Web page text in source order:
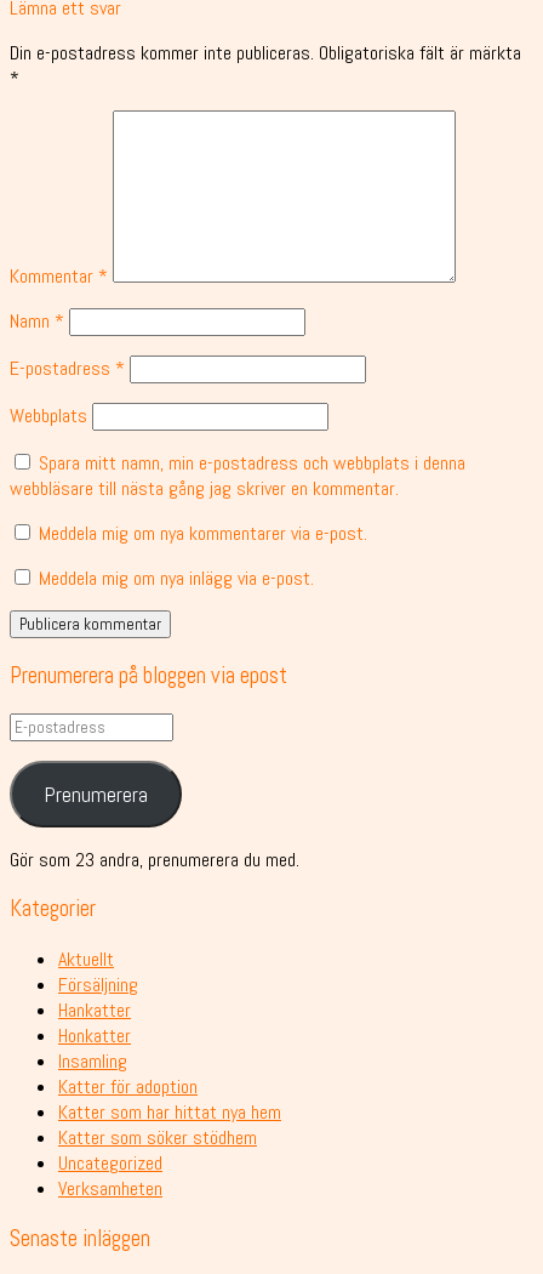
Lämna ett svar
Din e-postadress kommer inte publiceras. Obligatoriska fält är märkta
*
Kommentar *
Namn *
E-postadress *
Webbplats
Spara mitt namn, min e-postadress och webbplats i denna
webbläsare till nästa gång jag skriver en kommentar.
Meddela mig om nya kommentarer via e-post.
Meddela mig om nya inlägg via e-post.
Prenumerera på bloggen via epost
E-
postadress
Prenumerera
Gör som 23 andra, prenumerera du med.
Kategorier
Aktuellt
Försäljning
Hankatter
Honkatter
Insamling
Katter för adoption
Katter som har hittat nya hem
Katter som söker stödhem
Uncategorized
Verksamheten
Senaste inläggen